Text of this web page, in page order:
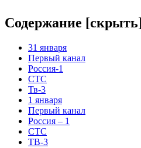
Содержание [скрыть]
31 января
Первый канал
Россия-1
СТС
Тв-3
1 января
Первый канал
Россия – 1
СТС
ТВ-3